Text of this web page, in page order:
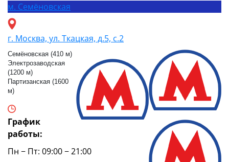
м. Семёновская
г. Москва, ул. Ткацкая, д.5, с.2
Семёновская (410 м)
Электрозаводская
(1200 м)
Партизанская (1600
м)
График
работы:
Пн − Пт: 09:00 − 21:00